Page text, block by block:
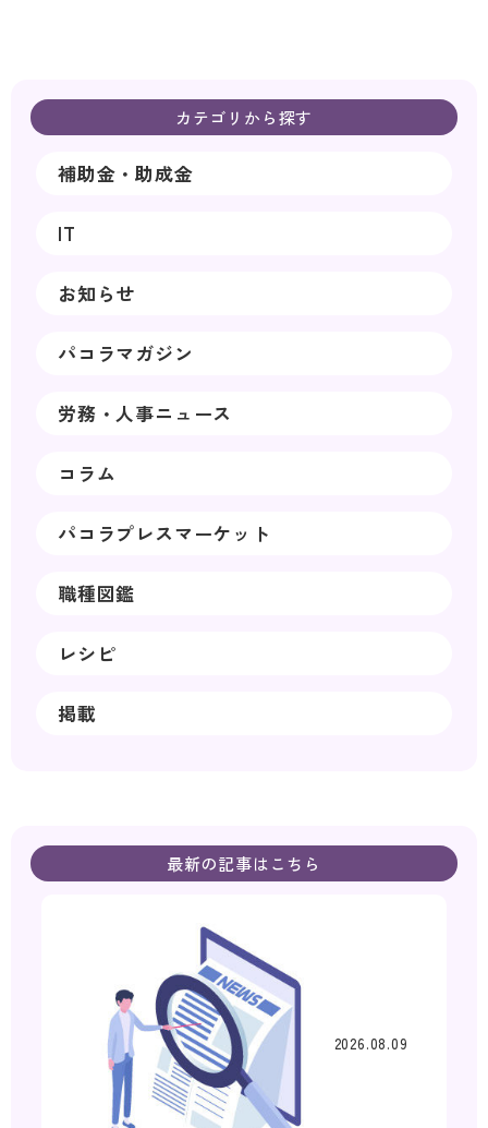
カテゴリから探す
補助金・助成金
IT
お知らせ
パコラマガジン
労務・人事ニュース
コラム
パコラプレスマーケット
職種図鑑
レシピ
掲載
最新の記事はこちら
2026.08.09